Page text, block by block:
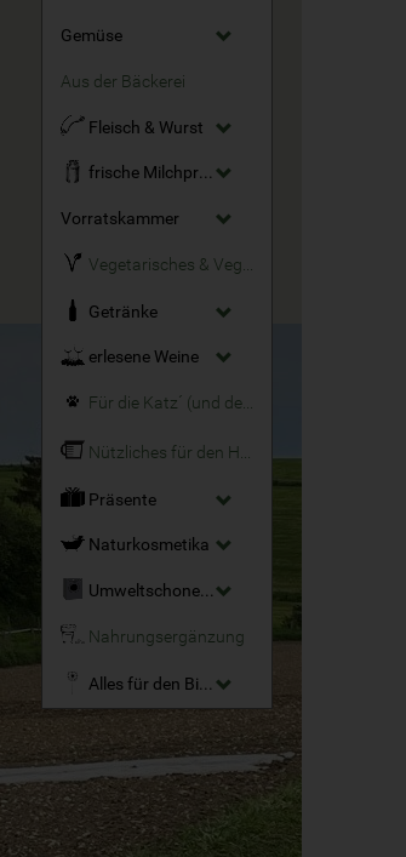
Gemüse
Aus der Bäckerei
Fleisch & Wurst
frische Milchprodukte
Vorratskammer
Getränke
erlesene Weine
Für die Katz´ (und den Hund)
Präsente
Naturkosmetika
Umweltschonende Reinigungsmittel
Nahrungsergänzung
Alles für den Bio-Garten